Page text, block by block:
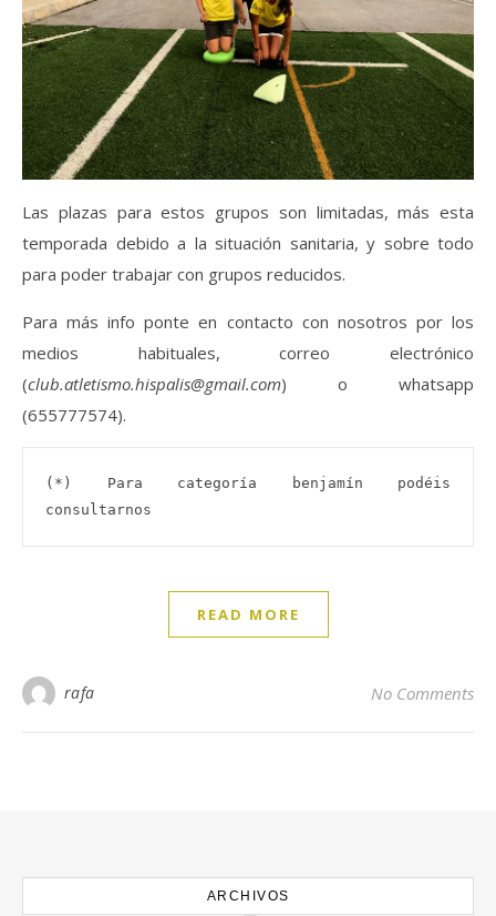
Las plazas para estos grupos son limitadas, más esta
temporada debido a la situación sanitaria, y sobre todo
para poder trabajar con grupos reducidos.
Para más info ponte en contacto con nosotros por los
medios habituales, correo electrónico
(club.atletismo.hispalis@gmail.com) o whatsapp
(655777574).
(*) Para categoría benjamín podéis
consultarnos
READ MORE
rafa No Comments
ARCHIVOS